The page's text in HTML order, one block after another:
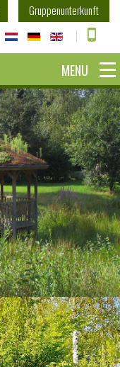
Gruppenunterkunft
MENU